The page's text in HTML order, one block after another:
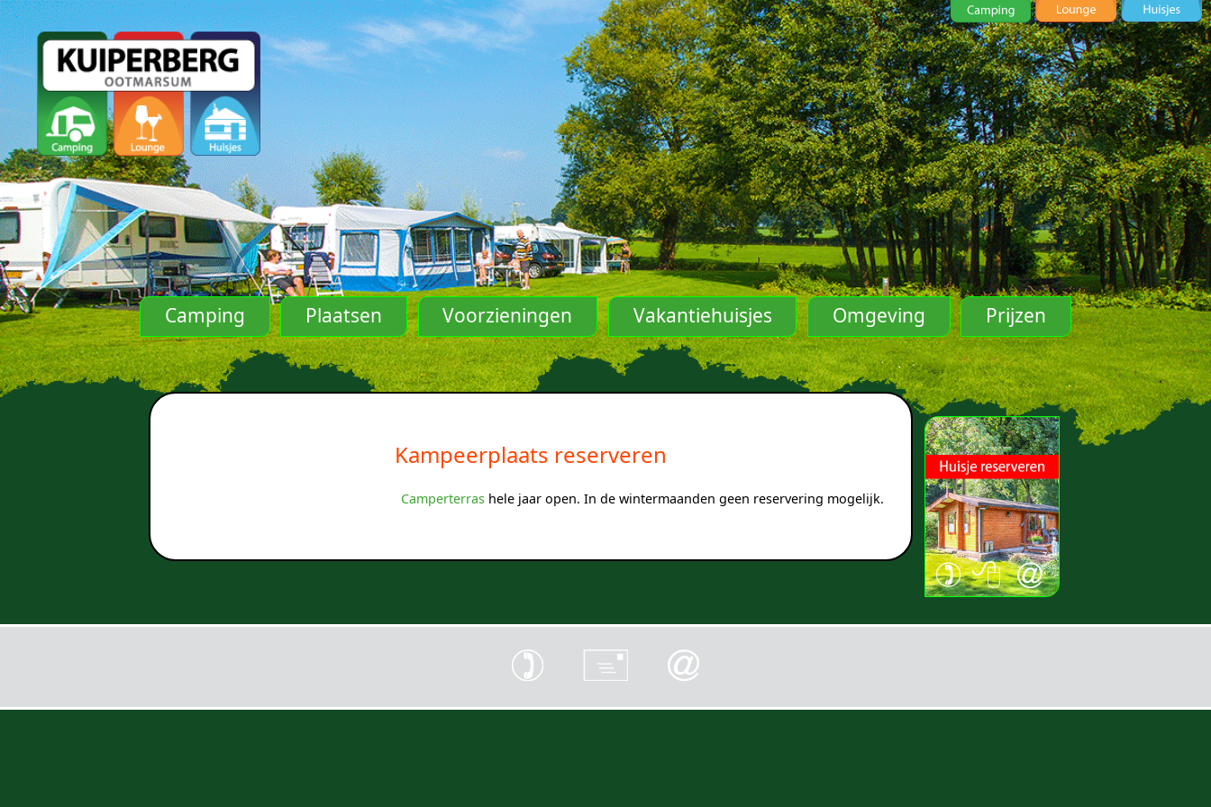
Camping Plaatsen Voorzieningen Vakantiehuisjes Omgeving Prijzen
Kampeerplaats reserveren
Camperterras hele jaar open. In de wintermaanden geen reservering mogelijk.